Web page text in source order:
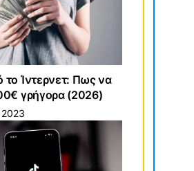
Ίντερνετ: Πως να
γρήγορα (2026)